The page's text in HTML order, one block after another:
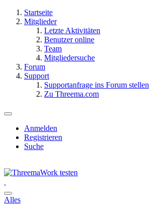
Startseite
Mitglieder
Letzte Aktivitäten
Benutzer online
Team
Mitgliedersuche
Forum
Support
Supportanfrage ins Forum stellen
Zu Threema.com
Anmelden
Registrieren
Suche
Alles